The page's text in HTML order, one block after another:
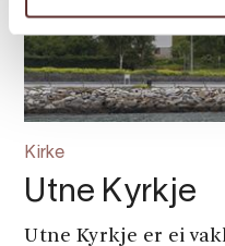
Kirke
Utne Kyrkje
Utne Kyrkje er ei